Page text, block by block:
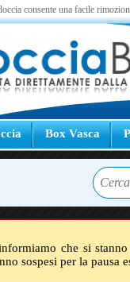
consente una facile
Box Vasca
che si
sospesi per la pausa